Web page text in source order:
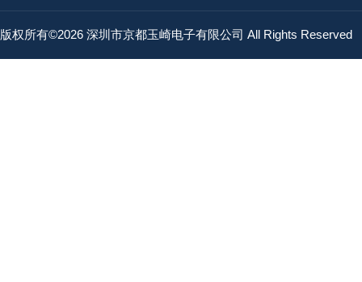
版权所有©2026 深圳市京都玉崎电子有限公司 All Rights Reserved